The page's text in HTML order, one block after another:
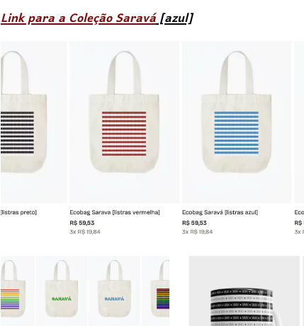
Link para a Coleção Saravá[azul]